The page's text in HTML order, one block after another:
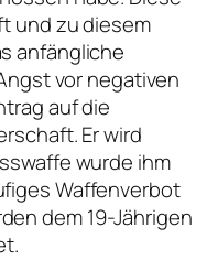
und zu diesem
anfängliche
vor negativen
auf die
Er wird
wurde ihm
Waffenverbot
dem 19-Jährigen